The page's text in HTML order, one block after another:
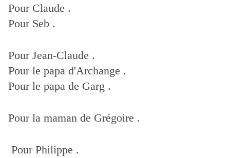
Pour Claude .
Pour Seb .
Pour Jean-Claude .
Pour le papa d'Archange .
Pour le papa de Garg .
Pour la maman de Grégoire .
Pour Philippe .